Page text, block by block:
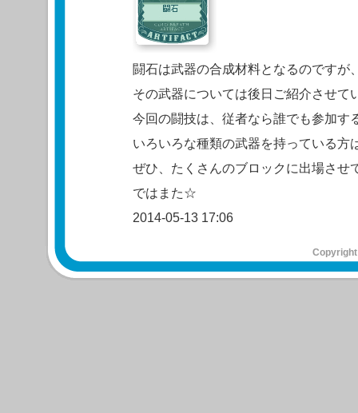
闘石は武器の合成材料となるのですが
その武器については後日ご紹介させて
今回の闘技は、従者なら誰でも参加す
いろいろな種類の武器を持っている方
ぜひ、たくさんのブロックに出場させ
ではまた☆
2014-05-13 17:06